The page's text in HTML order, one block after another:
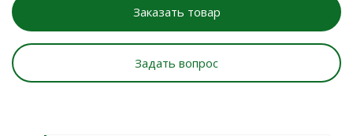
Заказать товар
Задать вопрос